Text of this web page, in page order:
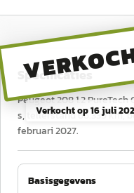
Verkocht op16 juli
Specificaties
Peugeot 208 1.2 PureTech
s, tellerstand 66.339 km,
februari 2027.
Basisgegevens